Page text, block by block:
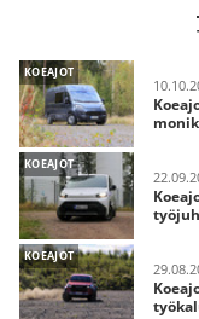
KOEAJOT
KOEAJOT
KOEAJOT